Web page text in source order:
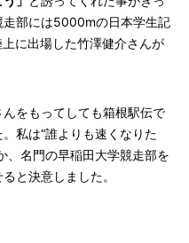
部には5000mの日本学生記
に出場した竹澤健介さんが
をもってしても箱根駅伝で
私は“誰よりも速くなりた
、名門の早稲田大学競走部を
と決意しました。